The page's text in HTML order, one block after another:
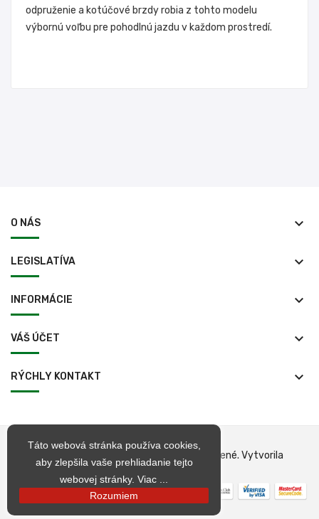
odpruženie a kotúčové brzdy robia z tohto modelu
výbornú voľbu pre pohodlnú jazdu v každom prostredí.
O NÁS keyboard_arrow_down
LEGISLATÍVA keyboard_arrow_down
INFORMÁCIE keyboard_arrow_down
VÁŠ ÚČET keyboard_arrow_down
RÝCHLY KONTAKT keyboard_arrow_down
Táto webová stránka používa cookies,
aby zlepšila vaše prehliadanie tejto
webovej stránky. Viac ...
Rozumiem
© 1998 – 2026 jarkop.sk Všetky práva vyhradené. Vytvorila